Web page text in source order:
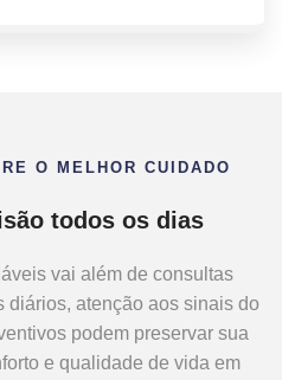
O MELHOR CUIDADO
todos os dias
vai além de consultas
diários, atenção aos sinais do
podem preservar sua
e qualidade de vida em